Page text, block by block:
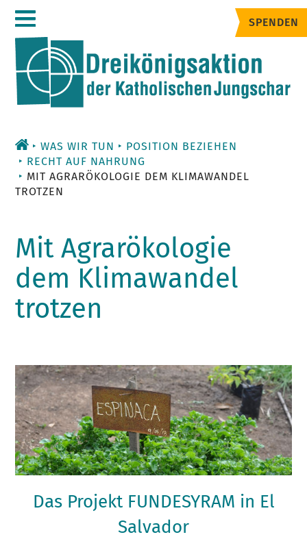
Zum
Inhalt
SPENDEN
WAS WIR TUN
POSITION BEZIEHEN
RECHT AUF NAHRUNG
MIT AGRARÖKOLOGIE DEM KLIMAWANDEL
TROTZEN
Mit Agrarökologie
dem Klimawandel
trotzen
Das Projekt FUNDESYRAM in El
Salvador